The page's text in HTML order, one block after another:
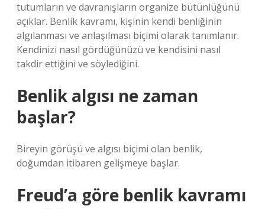
tutumların ve davranışların organize bütünlüğünü
açıklar. Benlik kavramı, kişinin kendi benliğinin
algılanması ve anlaşılması biçimi olarak tanımlanır.
Kendinizi nasıl gördüğünüzü ve kendisini nasıl
takdir ettiğini ve söylediğini.
Benlik algısı ne zaman
başlar?
Bireyin görüşü ve algısı biçimi olan benlik,
doğumdan itibaren gelişmeye başlar.
Freud’a göre benlik kavramı